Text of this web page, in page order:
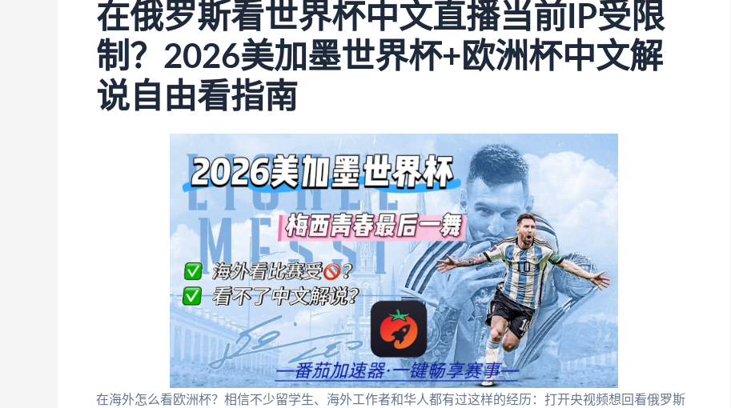
在俄罗斯看世界杯中文直播当前IP受限
制？2026美加墨世界杯+欧洲杯中文解
说自由看指南
在海外怎么看欧洲杯？相信不少留学生、海外工作者和华人都有过这样的经历：打开央视频想回看俄罗斯